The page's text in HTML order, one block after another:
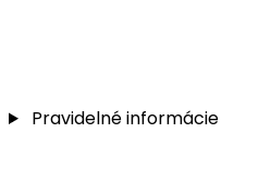
Pravidelné informácie